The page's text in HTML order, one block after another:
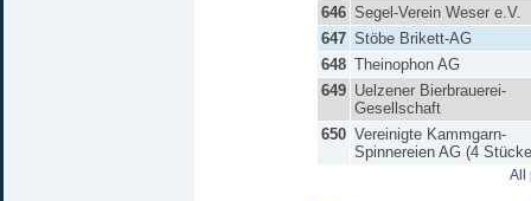
646 Segel-Verein Weser e.V.
647 Stöbe Brikett-AG
648 Theinophon AG
649 Uelzener Bierbrauerei-
Gesellschaft
650 Vereinigte Kammgarn-
Spinnereien AG (4
All